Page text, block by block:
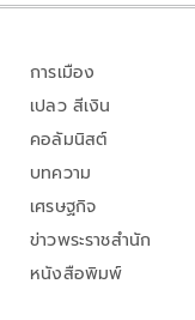
การเมือง
เปลว สีเงิน
คอลัมนิสต์
บทความ
เศรษฐกิจ
ข่าวพระราชสำนัก
หนังสือพิมพ์